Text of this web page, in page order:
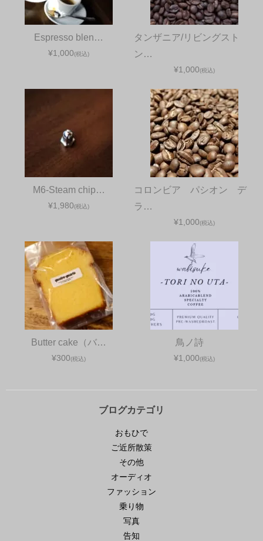
Espresso blen…
¥1,000(税込)
タンザニア/リビングスト
ン…
¥1,000(税込)
M6-Steam chip…
¥1,980(税込)
コロンビア パシオン デ
ラ…
¥1,000(税込)
Butter cake（バ…
¥300(税込)
鳥ノ詩
¥1,000(税込)
ブログカテゴリ
おもひで
ご近所散策
その他
オーディオ
ファッション
乗り物
写真
告知